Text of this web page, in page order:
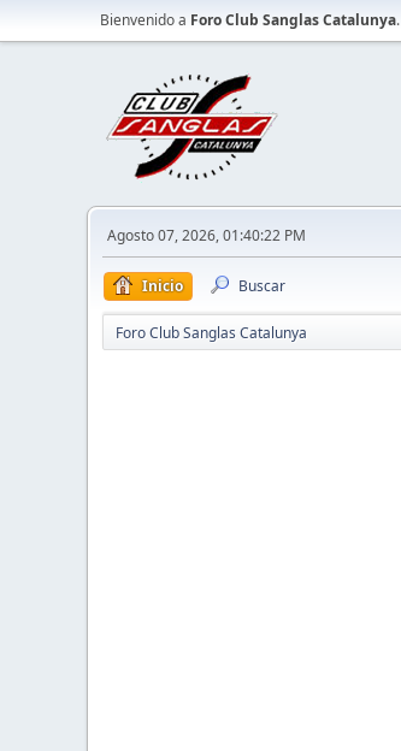
Bienvenido a Foro Club Sanglas Catalunya.
Agosto 07, 2026, 01:40:22 PM
Inicio Buscar
Foro Club Sanglas Catalunya